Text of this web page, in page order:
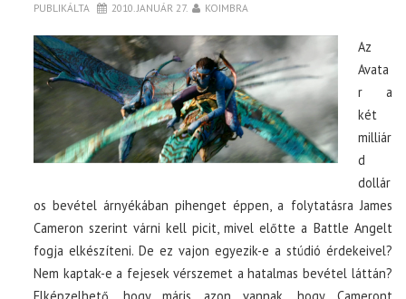
PUBLIKÁLTA 2010. JANUÁR 27. KOIMBRA
Az
Avata
r a
két
milliár
d
dollár
os bevétel árnyékában pihenget éppen, a folytatásra James
Cameron szerint várni kell picit, mivel előtte a Battle Angelt
fogja elkészíteni. De ez vajon egyezik-e a stúdió érdekeivel?
Nem kaptak-e a fejesek vérszemet a hatalmas bevétel láttán?